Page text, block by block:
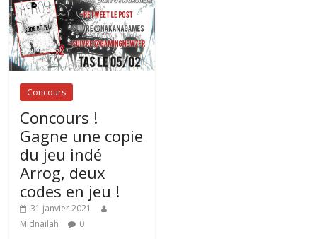
Concours
Concours !
Gagne une copie
du jeu indé
Arrog, deux
codes en jeu !
31 janvier 2021
Midnailah
0